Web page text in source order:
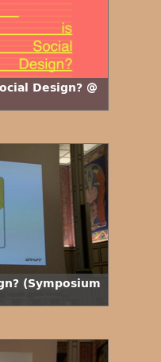
Design? @
(Symposium